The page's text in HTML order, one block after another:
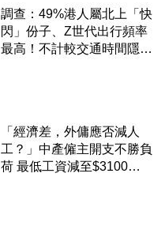
調查：49%港人屬北上「快
閃」份子、Z世代出行頻率
最高！不計較交通時間隱形
「經濟差，外傭應否減人
工？」中產僱主開支不勝負
荷 最低工資減至$3100蚊